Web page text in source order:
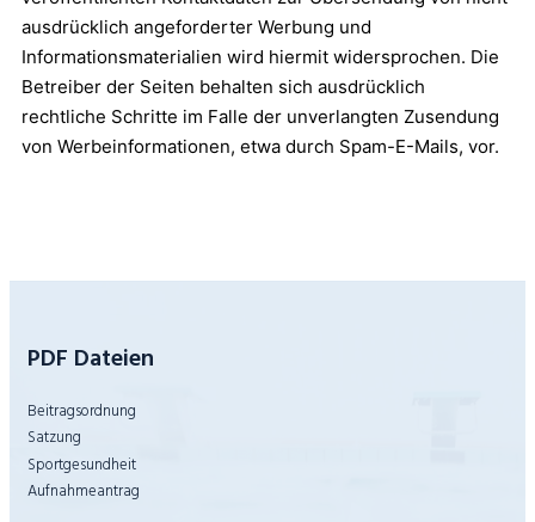
ausdrücklich angeforderter Werbung und
Informationsmaterialien wird hiermit widersprochen. Die
Betreiber der Seiten behalten sich ausdrücklich
rechtliche Schritte im Falle der unverlangten Zusendung
von Werbeinformationen, etwa durch Spam-E-Mails, vor.
PDF Dateien
Beitragsordnung
Satzung
Sportgesundheit
Aufnahmeantrag